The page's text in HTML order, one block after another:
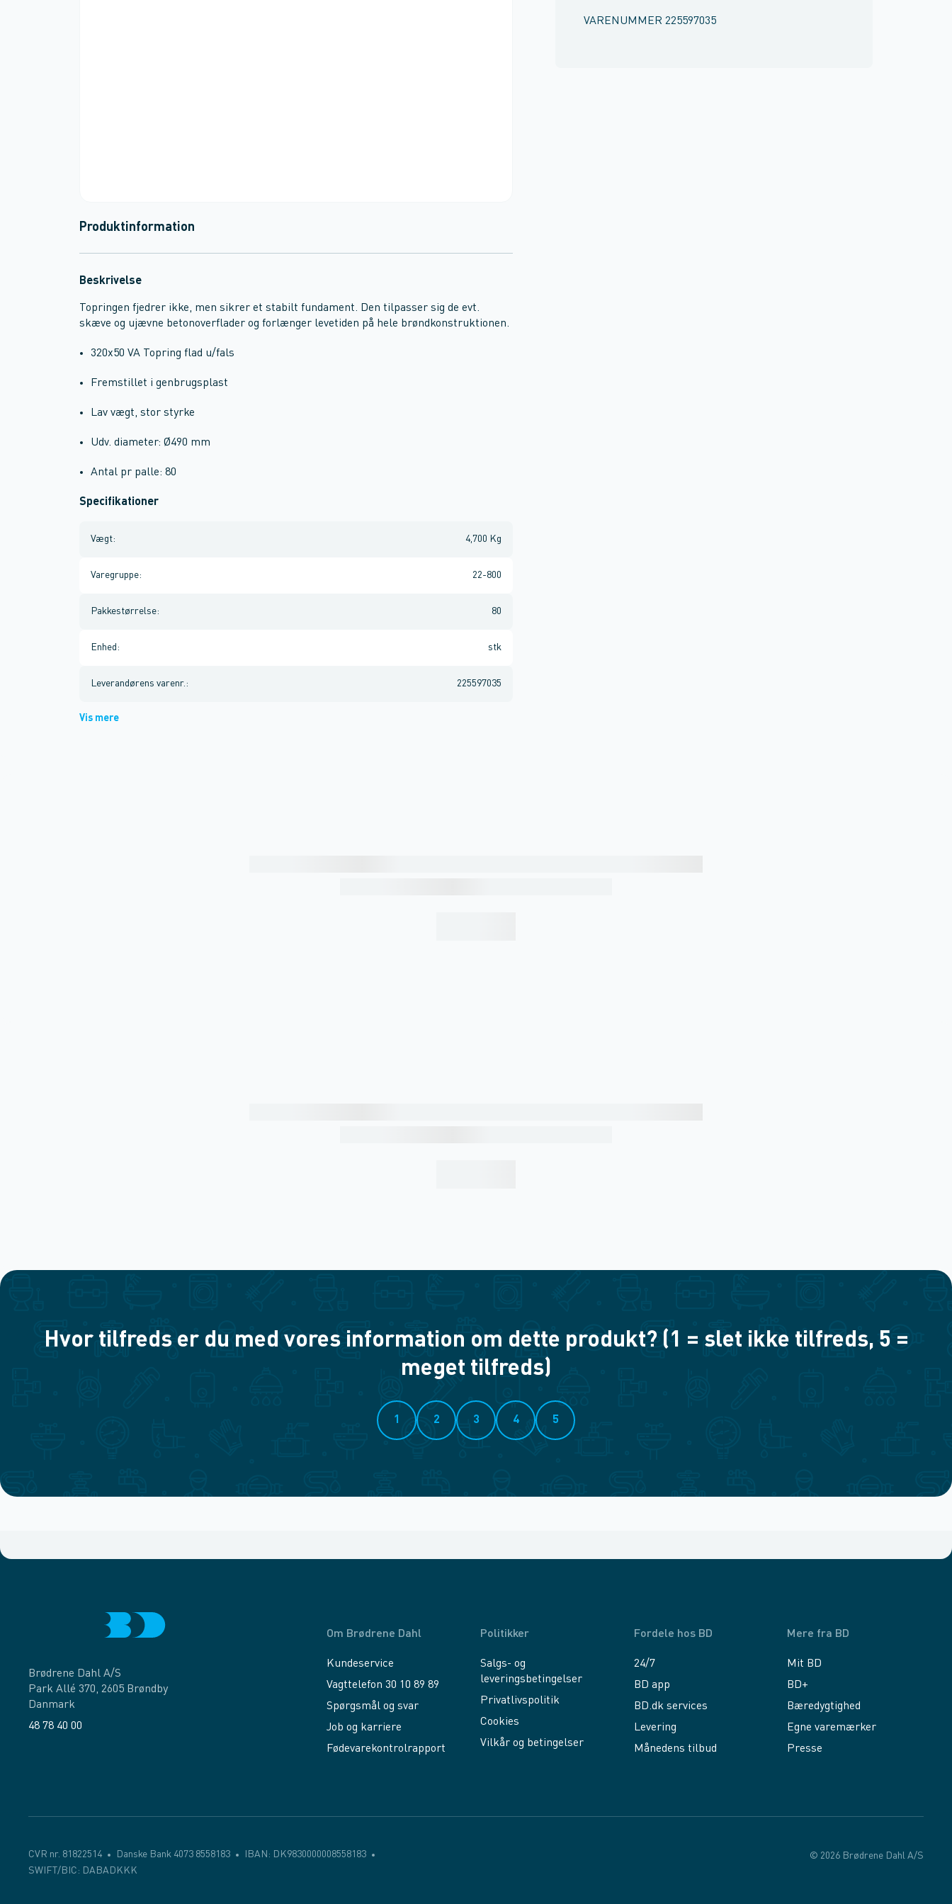
VARENUMMER 225597035
Produktinformation
Beskrivelse
Topringen fjedrer ikke, men sikrer et stabilt fundament. Den tilpasser sig de evt.
skæve og ujævne betonoverflader og forlænger levetiden på hele brøndkonstruktionen.
320x50 VA Topring flad u/fals
Fremstillet i genbrugsplast
Lav vægt, stor styrke
Udv. diameter: Ø490 mm
Antal pr palle: 80
Specifikationer
Vægt: 4,700 Kg
Varegruppe: 22-800
Pakkestørrelse: 80
Enhed : stk
Leverandørens varenr. : 225597035
Vis mere
Hvor tilfreds er du med vores information om dette produkt? (1 = slet ikke tilfreds, 5 =
meget tilfreds)
1 2 3 4 5
Brødrene Dahl A/S
Park Allé 370, 2605 Brøndby
Danmark
48 78 40 00
Om Brødrene Dahl
Kundeservice
Vagttelefon 30 10 89 89
Spørgsmål og svar
Job og karriere
Fødevarekontrolrapport
Politikker
Salgs- og
leveringsbetingelser
Privatlivspolitik
Cookies
Vilkår og betingelser
Fordele hos BD
24/7
BD app
BD.dk services
Levering
Månedens tilbud
Mere fra BD
Mit BD
BD+
Bæredygtighed
Egne varemærker
Presse
CVR nr. 81822514 Danske Bank 4073 8558183
IBAN: DK9830000008558183
SWIFT/BIC: DABADKKK
© 2026 Brødrene Dahl A/S